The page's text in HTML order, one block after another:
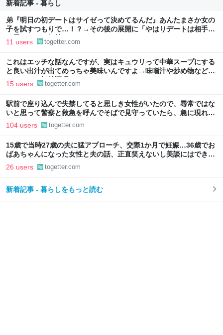
新着記事 - 暮らし
弟『明日の初デートはサイゼって決めてるんだ』あんたまさか女の
子を試すつもりで…！？→その後の展開に「やはりデートは相手へ
の思いやりの気持ち」
11 users togetter.com
これはエッチな話なんですが、実はキュウリって中華スープにする
と良い出汁が出てめっちゃ美味いんですよ→味噌汁や炒め物など、
キュウリの加熱調理はいろいろある
15 users togetter.com
駅前で座り込んで失禁してると思しき女性がいたので、尋常ではな
いと思って警察と救急を呼んでそばで見守っていたら、急に現れた
女性に「あなた何してるんですか！？」とスマホをはたき落とされ
104 users togetter.com
15歳で当時27歳の夫に猛アプローチ、交際1か月で妊娠…36歳でお
ばあちゃんになった女性と夫の話、正直笑えないし美談にはできな
いのでは？
26 users togetter.com
新着記事 - 暮らしをもっと読む